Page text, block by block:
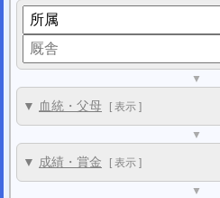
▼
▼ 血統・父母 [ 表示 ]
▼
▼ 成績・賞金 [ 表示 ]
▼